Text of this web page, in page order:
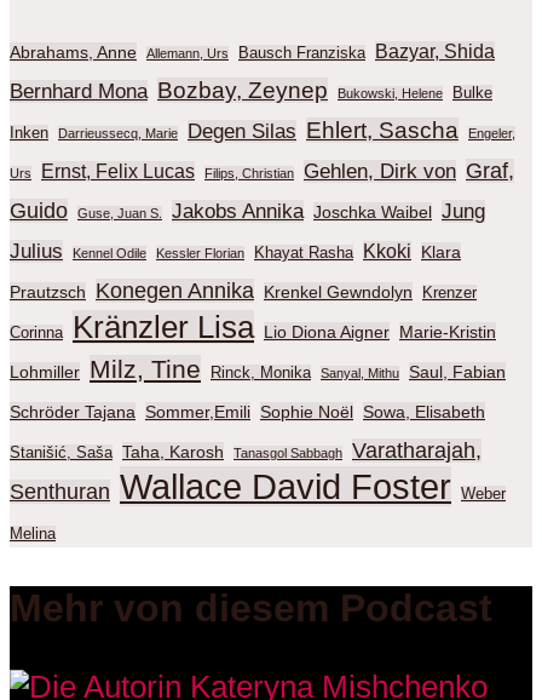
Abrahams, Anne Allemann, Urs Bausch Franziska Bazyar, Shida
Bernhard Mona Bozbay, Zeynep Bukowski, Helene Bulke
Inken Darrieussecq, Marie Degen Silas Ehlert, Sascha Engeler,
Urs Ernst, Felix Lucas Filips, Christian Gehlen, Dirk von Graf,
Guido
Guse, Juan S. Jakobs Annika Joschka Waibel Jung
Julius
Kennel Odile Kessler Florian Khayat Rasha Kkoki Klara
Prautzsch Konegen Annika Krenkel Gewndolyn Krenzer
Corinna Kränzler Lisa Lio Diona Aigner Marie-Kristin
Lohmiller Milz, Tine Rinck, Monika Sanyal, Mithu Saul, Fabian
Schröder Tajana Sommer,Emili Sophie Noël Sowa, Elisabeth
Stanišić, Saša Taha, Karosh Tanasgol Sabbagh
Varatharajah,
Senthuran Wallace David Foster Weber
Melina
Mehr von diesem Podcast